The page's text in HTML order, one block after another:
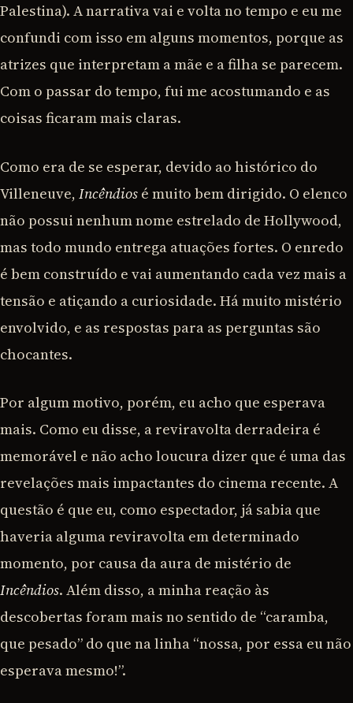
Palestina). A narrativa vai e volta no tempo e eu me
confundi com isso em alguns momentos, porque as
atrizes que interpretam a mãe e a filha se parecem.
Com o passar do tempo, fui me acostumando e as
coisas ficaram mais claras.
Como era de se esperar, devido ao histórico do
Villeneuve, Incêndios é muito bem dirigido. O elenco
não possui nenhum nome estrelado de Hollywood,
mas todo mundo entrega atuações fortes. O enredo
é bem construído e vai aumentando cada vez mais a
tensão e atiçando a curiosidade. Há muito mistério
envolvido, e as respostas para as perguntas são
chocantes.
Por algum motivo, porém, eu acho que esperava
mais. Como eu disse, a reviravolta derradeira é
memorável e não acho loucura dizer que é uma das
revelações mais impactantes do cinema recente. A
questão é que eu, como espectador, já sabia que
haveria alguma reviravolta em determinado
momento, por causa da aura de mistério de
Incêndios. Além disso, a minha reação às
descobertas foram mais no sentido de “caramba,
que pesado” do que na linha “nossa, por essa eu não
esperava mesmo!”.